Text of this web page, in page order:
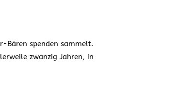
Bären spenden sammelt.
zwanzig Jahren, in